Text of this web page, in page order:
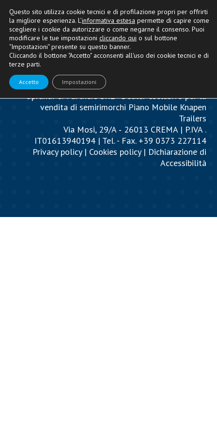
Oprandi & Partners SRL - Dealer esclusivo per la
vendita di semirimorchi Piano Mobile Knapen
Trailers
Via Mosi, 29/A ‐ 26013 CREMA | P.IVA .
IT01613940194 | Tel. - Fax. +39 0373 227114
Privacy policy| Cookies policy| Dichiarazione di
Accessibilità
Questo sito utilizza cookie tecnici e di profilazione propri per offrirti
la migliore esperienza. L’informativa estesa permette di capire come
scegliere i cookie da autorizzare o come negarne il consenso. Puoi
modificare le tue impostazioni cliccando qui o sul bottone
"Impostazioni" presente su questo banner.
Cliccando il bottone "Accetto" acconsenti all'uso dei cookie tecnici e di
terze parti.
Accetto Impostazioni